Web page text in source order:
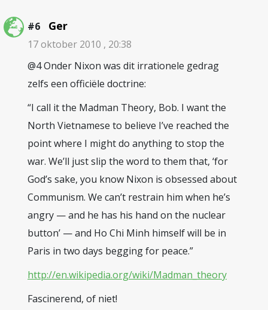
#6 Ger
17 oktober 2010 , 20:38
@4 Onder Nixon was dit irrationele gedrag
zelfs een officiële doctrine:
“I call it the Madman Theory, Bob. I want the
North Vietnamese to believe I’ve reached the
point where I might do anything to stop the
war. We’ll just slip the word to them that, ‘for
God’s sake, you know Nixon is obsessed about
Communism. We can’t restrain him when he’s
angry — and he has his hand on the nuclear
button’ — and Ho Chi Minh himself will be in
Paris in two days begging for peace.”
http://en.wikipedia.org/wiki/Madman_theory
Fascinerend, of niet!